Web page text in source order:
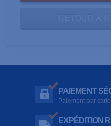
PAIEMENT
Paiement par
EXPÉDITION